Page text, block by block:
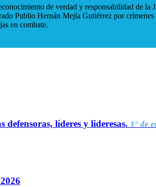
de verdad y responsabilidad de
Publio Hernán Mejía Gutiérrez por
en combate.
defensoras, líderes y lideresas. 1° de